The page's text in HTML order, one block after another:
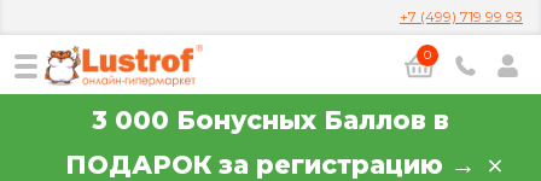
+7 (499) 719 99 93
0
3 000 Бонусных Баллов в
ПОДАРОК за регистрацию →